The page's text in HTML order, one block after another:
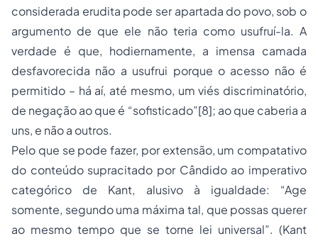
considerada erudita pode ser apartada do povo, sob o
argumento de que ele não teria como usufruí-la. A
verdade é que, hodiernamente, a imensa camada
desfavorecida não a usufrui porque o acesso não é
permitido – há aí, até mesmo, um viés discriminatório,
de negação ao que é “sofisticado”[8]; ao que caberia a
uns, e não a outros.
Pelo que se pode fazer, por extensão, um compatativo
do conteúdo supracitado por Cândido ao imperativo
categórico de Kant, alusivo à igualdade: “Age
somente, segundo uma máxima tal, que possas querer
ao mesmo tempo que se torne lei universal”. (Kant